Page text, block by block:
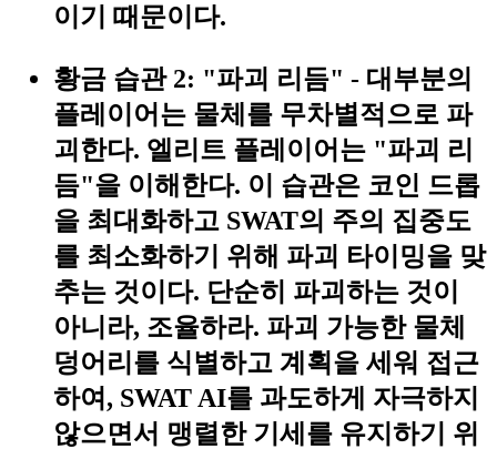
이기 때문이다.
황금 습관 2: "파괴 리듬" - 대부분의
플레이어는 물체를 무차별적으로 파
괴한다. 엘리트 플레이어는 "파괴 리
듬"을 이해한다. 이 습관은 코인 드롭
을 최대화하고 SWAT의 주의 집중도
를 최소화하기 위해 파괴 타이밍을 맞
추는 것이다. 단순히 파괴하는 것이
아니라, 조율하라. 파괴 가능한 물체
덩어리를 식별하고 계획을 세워 접근
하여, SWAT AI를 과도하게 자극하지
않으면서 맹렬한 기세를 유지하기 위